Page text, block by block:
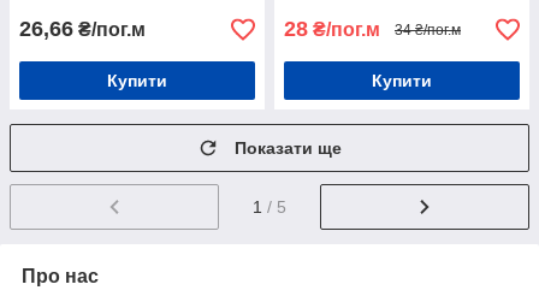
26,66 ₴/пог.м
Купити
28 ₴/пог.м 34 ₴/пог.м
Купити
Показати ще
1 / 5
Про нас